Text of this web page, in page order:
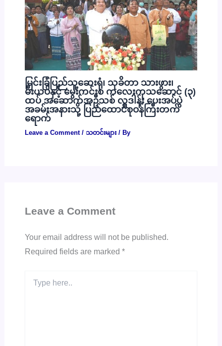
မြင်းခြံပြည်သူ့ဆေးရုံ၊ သုခိတာ သားဖွား၊
မီးယပ်နှင့် မွေးကင်းစ ကလေးကုသဆောင် (၃)
ထပ် အဆောက်အဦသစ် လှူဒါန်း ပေးအပ်ပွဲ
အခမ်းအနားသို့ ပြည်ထောင်စုဝန်ကြီးတက်
ရောက်
Leave a Comment / သတင်းများ/ By
Leave a Comment
Your email address will not be published.
Required fields are marked *
here..